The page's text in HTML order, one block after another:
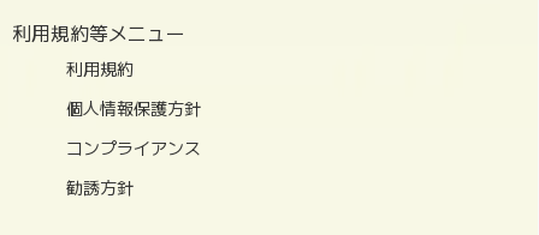
利用規約等メニュー
利用規約
個人情報保護方針
コンプライアンス
勧誘方針